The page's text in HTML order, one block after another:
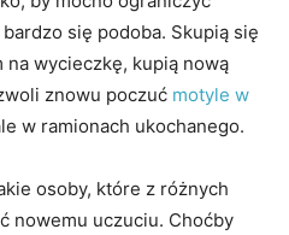
się podoba. Skupią się
na wycieczkę, kupią nową
znowu poczuć motyle w
w ramionach ukochanego.
osoby, które z różnych
nowemu uczuciu. Choćby